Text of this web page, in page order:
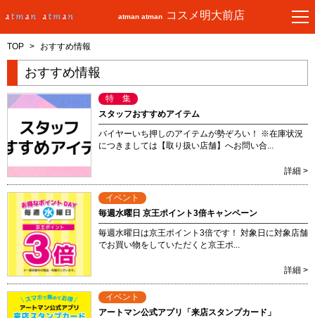
atman atman コスメ明大前店
TOP > おすすめ情報
おすすめ情報
特 集
スタッフおすすめアイテム
バイヤーいち押しのアイテムが勢ぞろい！ ※在庫状況
につきましては【取り扱い店舗】へお問い合...
詳細 >
イベント
毎週水曜日 京王ポイント3倍キャンペーン
毎週水曜日は京王ポイント3倍です！ 対象日に対象店舗
でお買い物をしていただくと京王ポ...
詳細 >
イベント
アートマン公式アプリ「来店スタンプカード」